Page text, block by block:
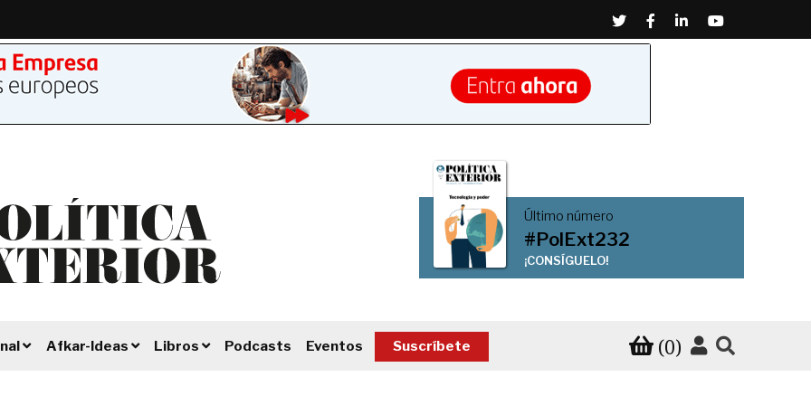
TwitterFacebook
LinkedinYoutube
Último número
#PolExt232
¡CONSÍGUELO!
Afkar-Ideas Libros Podcasts Eventos Suscríbete (0)